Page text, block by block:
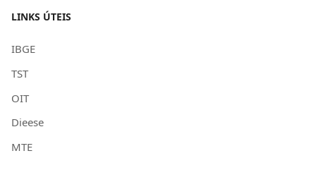
LINKS ÚTEIS
IBGE
TST
OIT
Dieese
MTE